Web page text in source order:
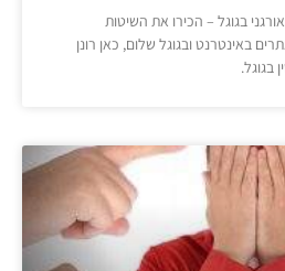
בגוגל – הכירו את השיטות
באינטרנט ובגוגל שלום, כאן רונן
בגוגל.